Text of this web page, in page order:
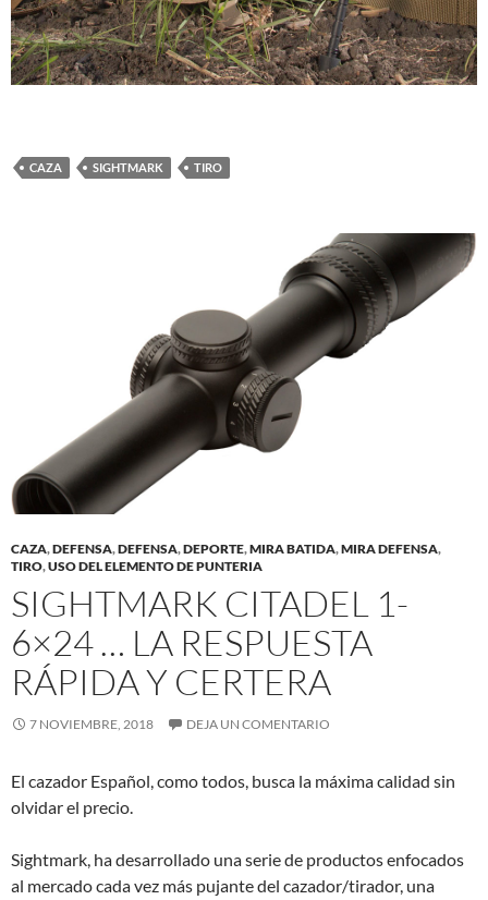
CAZA SIGHTMARK TIRO
CAZA,DEFENSA,DEFENSA,DEPORTE,MIRA BATIDA,MIRA DEFENSA,
TIRO,USO DEL ELEMENTO DE PUNTERIA
SIGHTMARK CITADEL 1-
6×24 … LA RESPUESTA
RÁPIDA Y CERTERA
7 NOVIEMBRE, 2018 DEJA UN COMENTARIO
El cazador Español, como todos, busca la máxima calidad sin
olvidar el precio.
Sightmark, ha desarrollado una serie de productos enfocados
al mercado cada vez más pujante del cazador/tirador, una